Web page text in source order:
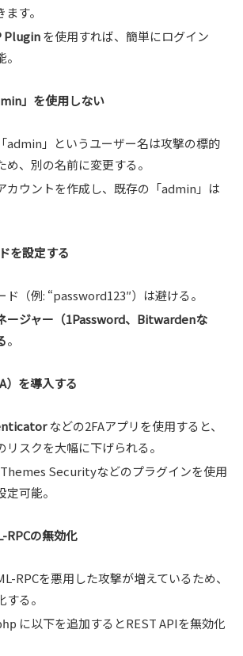
す。
Pluginを使用すれば、簡単にログイン
」を使用しない
admin」というユーザー名は攻撃の標的
め、別の名前に変更する。
カウントを作成し、既存の「admin」は
を設定する
（例: “password123″）は避ける。
ージャー（1Password、Bitwardenな
。
）を導入する
などの2FAアプリを使用すると、
リスクを大幅に下げられる。
Securityなどのプラグインを使用
可能。
RPCの無効化
RPCを悪用した攻撃が増えているため、
る。
に以下を追加するとREST APIを無効化